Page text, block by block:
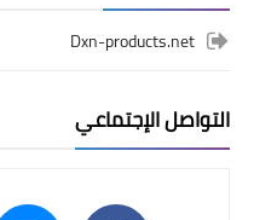
Dxn-products.net
التواصل الإجتماعي